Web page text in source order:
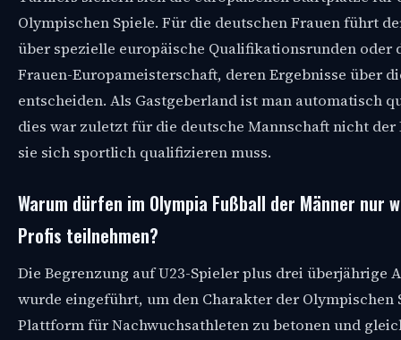
Olympischen Spiele. Für die deutschen Frauen führt
über spezielle europäische Qualifikationsrunden oder
Frauen-Europameisterschaft, deren Ergebnisse über
entscheiden. Als Gastgeberland ist man automatisch
dies war zuletzt für die deutsche Mannschaft nicht der
sie sich sportlich qualifizieren muss.
Warum dürfen im Olympia Fußball der Männer nur
Profis teilnehmen?
Die Begrenzung auf U23-Spieler plus drei überjährige
wurde eingeführt, um den Charakter der Olympischen
Plattform für Nachwuchsathleten zu betonen und